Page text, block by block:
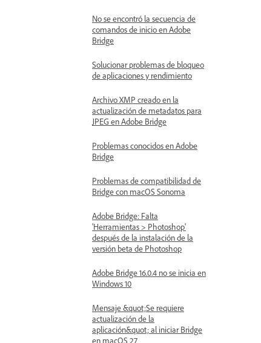
No se encontró la secuencia de
comandos de inicio en Adobe
Bridge
Solucionar problemas de bloqueo
de aplicaciones y rendimiento
Archivo XMP creado en la
actualización de metadatos para
JPEG en Adobe Bridge
Problemas conocidos en Adobe
Bridge
Problemas de compatibilidad de
Bridge con macOS Sonoma
Adobe Bridge: Falta
'Herramientas > Photoshop'
después de la instalación de la
versión beta de Photoshop
Adobe Bridge 16.0.4 no se inicia en
Windows 10
Mensaje &quot;Se requiere
actualización de la
aplicación&quot; al iniciar Bridge
en macOS 27